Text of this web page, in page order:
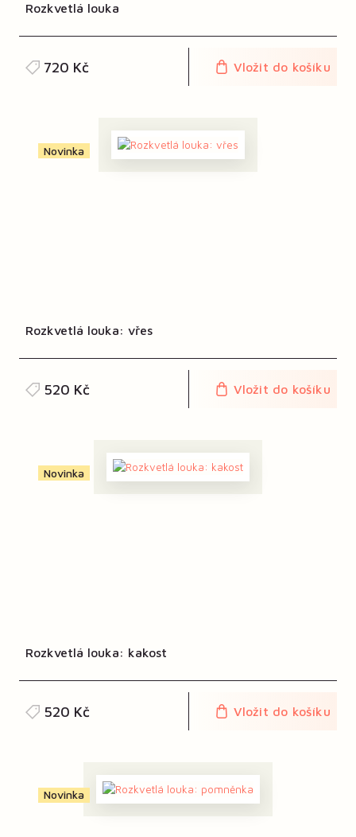
Rozkvetlá louka
720 Kč Vložit do košíku
Novinka
Rozkvetlá louka: vřes
520 Kč Vložit do košíku
Novinka
Rozkvetlá louka: kakost
520 Kč Vložit do košíku
Novinka